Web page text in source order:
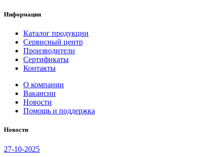
Информация
Каталог продукции
Сервисный центр
Производители
Сертификаты
Контакты
О компании
Вакансии
Новости
Помощь и поддержка
Новости
27-10-2025